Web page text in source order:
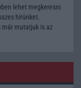
lehet megkeresni
hírünket.
már mutatjuk is az